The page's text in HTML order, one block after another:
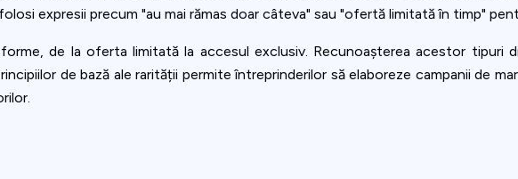
expresii precum "au mai rămas doar câteva" sau "ofertă limitată în timp"
de la oferta limitată la accesul exclusiv. Recunoașterea acestor tipuri
de bază ale rarității permite întreprinderilor să elaboreze campanii de